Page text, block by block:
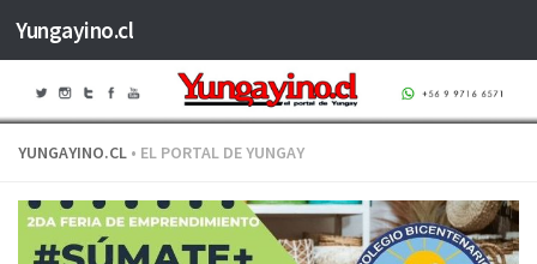
Saltar al contenido
Yungayino.cl
YUNGAYINO.CL • EL PORTAL DE YUNGAY